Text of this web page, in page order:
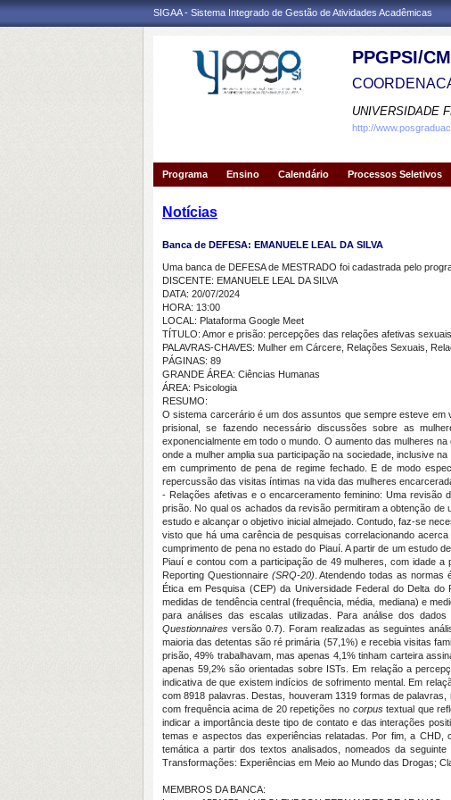
SIGAA - Sistema Integrado de Gestão de Atividades Acadêmicas
PPGPSI/
UNIVERSIDADE
http://
Programa Ensino Calendário Processos Seletivos
Notícias
Banca de DEFESA: EMANUELE LEAL DA SILVA
Uma banca de DEFESA de MESTRADO foi cadastrada pelo
DISCENTE: EMANUELE LEAL DA SILVA
DATA: 20/07/2024
HORA: 13:00
LOCAL: Plataforma Google Meet
TÍTULO: Amor e prisão: percepções das relações afetivas
PALAVRAS-CHAVES: Mulher em Cárcere, Relações Sexuais,
PÁGINAS: 89
GRANDE ÁREA: Ciências Humanas
ÁREA: Psicologia
RESUMO:
O sistema carcerário é um dos assuntos que sempre esteve em
prisional, se fazendo necessário discussões sobre as
exponencialmente em todo o mundo. O aumento das mulheres
onde a mulher amplia sua participação na sociedade, inclusive
em cumprimento de pena de regime fechado. E de modo
repercussão das visitas íntimas na vida das mulheres
- Relações afetivas e o encarceramento feminino: Uma
prisão. No qual os achados da revisão permitiram a obtenção
estudo e alcançar o objetivo inicial almejado. Contudo, faz-se
visto que há uma carência de pesquisas correlacionando
cumprimento de pena no estado do Piauí. A partir de um estudo
Piauí e contou com a participação de 49 mulheres, com idade
Reporting Questionnaire (SRQ-20) . Atendendo todas as
Ética em Pesquisa (CEP) da Universidade Federal do Delta
medidas de tendência central (frequência, média, mediana) e
para análises das escalas utilizadas. Para análise dos
Questionnaires versão 0.7). Foram realizadas as seguintes
maioria das detentas são ré primária (57,1%) e recebia visitas
prisão, 49% trabalhavam, mas apenas 4,1% tinham carteira
apenas 59,2% são orientadas sobre ISTs. Em relação a
indicativa de que existem indícios de sofrimento mental. Em
com 8918 palavras. Destas, houveram 1319 formas de
com frequência acima de 20 repetições no corpustextual que
indicar a importância deste tipo de contato e das interações
temas e aspectos das experiências relatadas. Por fim, a
temática a partir dos textos analisados, nomeados da
Transformações: Experiências em Meio ao Mundo das Drogas;
MEMBROS DA BANCA: